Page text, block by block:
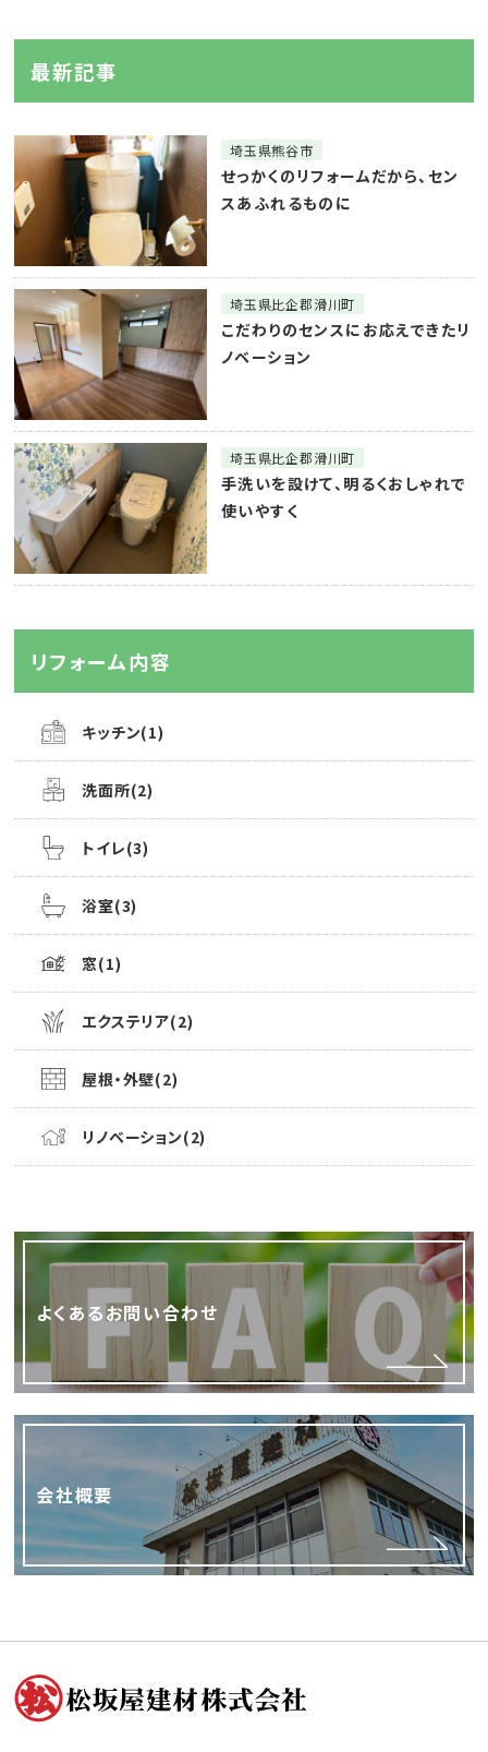
最新記事
埼玉県熊谷市
せっかくのリフォームだから、セン
スあふれるものに
埼玉県比企郡滑川町
こだわりのセンスにお応えできたリ
ノベーション
埼玉県比企郡滑川町
手洗いを設けて、明るくおしゃれで
使いやすく
リフォーム内容
キッチン(1)
洗面所(2)
トイレ(3)
浴室(3)
窓(1)
エクステリア(2)
屋根・外壁(2)
リノベーション(2)
よくあるお問い合わせ
会社概要